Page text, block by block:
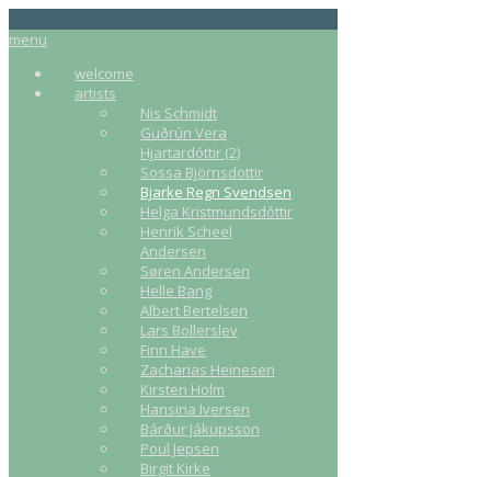
menu
welcome
artists
Nis Schmidt
Guðrún Vera
Hjartardóttir (2)
Sossa Björnsdottir
Bjarke Regn Svendsen
Helga Kristmundsdóttir
Henrik Scheel
Andersen
Søren Andersen
Helle Bang
Albert Bertelsen
Lars Bollerslev
Finn Have
Zacharias Heinesen
Kirsten Holm
Hansina Iversen
Bárður Jákupsson
Poul Jepsen
Birgit Kirke